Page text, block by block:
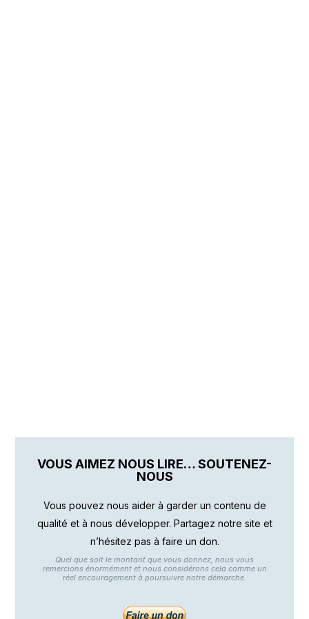
VOUS AIMEZ NOUS LIRE… SOUTENEZ-
NOUS
Vous pouvez nous aider à garder un contenu de
qualité et à nous développer. Partagez notre site et
n’hésitez pas à faire un don.
Quel que soit le montant que vous donnez, nous vous
remercions énormément et nous considérons cela comme un
réel encouragement à poursuivre notre démarche.